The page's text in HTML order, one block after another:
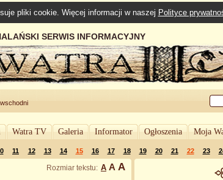
pliki cookie. Więcej informacji w naszej Polityce
SERWIS INFORMACYJNY
Watra TV Galeria Informator Ogłoszenia Moja
11 12 13 14 15 16 17 18 19 20 21 22 23
Rozmiar tekstu: A A A